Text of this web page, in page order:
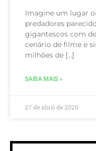
Imagine um lugar
predadores
gigantescos com
cenário de filme e
milhões de […]
SAIBA MAIS »
27 de abril de 2020